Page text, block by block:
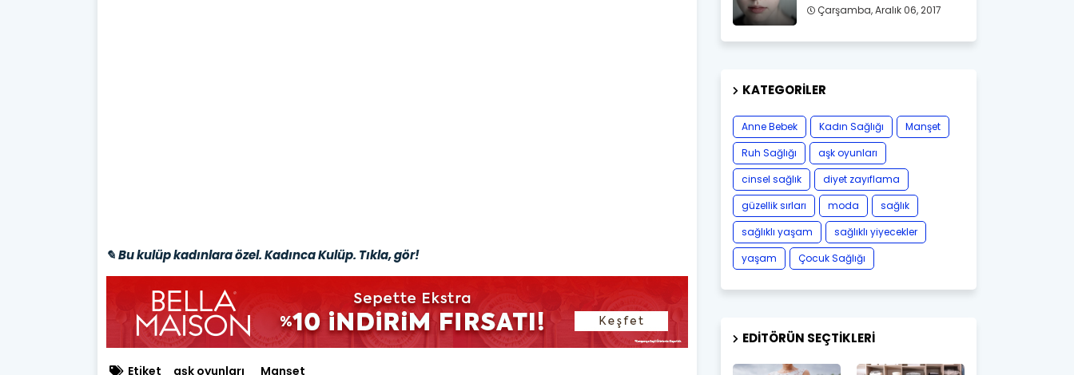
✎ Bu kulüp kadınlara özel. Kadınca Kulüp. Tıkla, gör!
Etiket aşk oyunları Manşet
Çarşamba, Aralık 06, 2017
KATEGORILER
Anne Bebek Kadın Sağlığı
Manşet
Ruh Sağlığı
aşk oyunları
cinsel sağlık
diyet zayıflama
güzellik sırları
moda
sağlık
sağlıklı yaşam
sağlıklı yiyecekler
yaşam
Çocuk Sağlığı
EDITÖRÜN SEÇTIKLERI